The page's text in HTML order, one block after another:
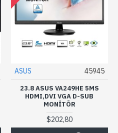
ASUS 45945
23.8 ASUS VA249HE 5MS
HDMI,DVI VGA D-SUB
MONITÖR
$202,80